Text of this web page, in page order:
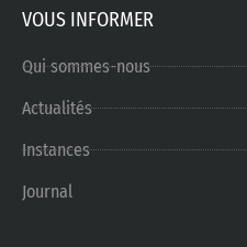
VOUS INFORMER
Qui sommes-nous
Actualités
Instances
Journal